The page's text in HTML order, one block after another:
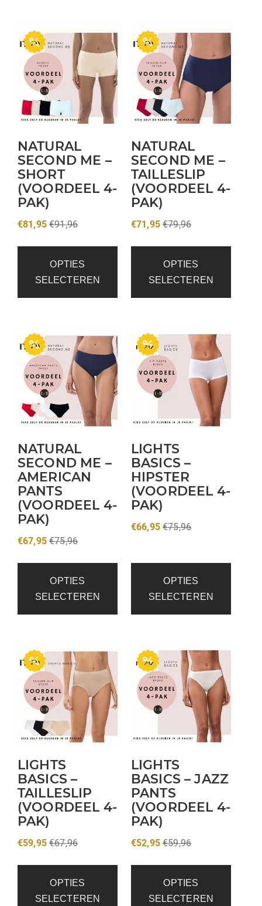
NATURAL
SECOND ME –
SHORT
(VOORDEEL 4-
PAK)
€81,95 €91,96
OPTIES
SELECTEREN
NATURAL
SECOND ME –
TAILLESLIP
(VOORDEEL 4-
PAK)
€71,95 €79,96
OPTIES
SELECTEREN
NATURAL
SECOND ME –
AMERICAN
PANTS
(VOORDEEL 4-
PAK)
€67,95 €75,96
OPTIES
SELECTEREN
LIGHTS
BASICS –
HIPSTER
(VOORDEEL 4-
PAK)
€66,95 €75,96
OPTIES
SELECTEREN
LIGHTS
BASICS –
TAILLESLIP
(VOORDEEL 4-
PAK)
€59,95 €67,96
OPTIES
SELECTEREN
LIGHTS
BASICS – JAZZ
PANTS
(VOORDEEL 4-
PAK)
€52,95 €59,96
OPTIES
SELECTEREN